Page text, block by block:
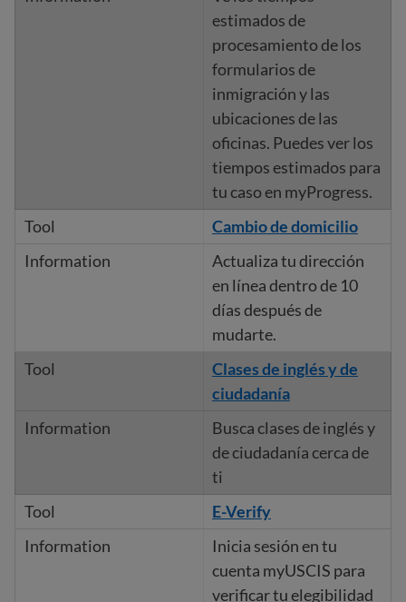
estimados de
procesamiento de los
formularios de
inmigración y las
ubicaciones de las
oficinas. Puedes ver los
tiempos estimados para
tu caso en myProgress.
Cambio de domicilio
Actualiza tu dirección
en línea dentro de 10
días después de
mudarte.
Clases de inglés y de
ciudadanía
Busca clases de inglés y
de ciudadanía cerca de
ti
E-Verify
Inicia sesión en tu
cuenta myUSCIS para
verificar tu elegibilidad